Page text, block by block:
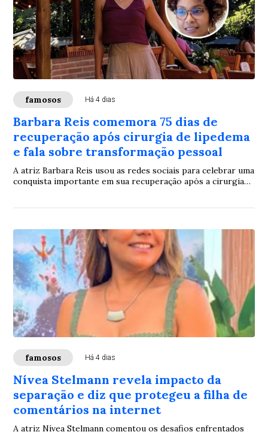
famosos Há 4 dias
Barbara Reis comemora 75 dias de
recuperação após cirurgia de lipedema
e fala sobre transformação pessoal
A atriz Barbara Reis usou as redes sociais para celebrar uma
conquista importante em sua recuperação após a cirurgia
famosos Há 4 dias
Nívea Stelmann revela impacto da
separação e diz que protegeu a filha de
comentários na internet
A atriz Nívea Stelmann comentou os desafios enfrentados